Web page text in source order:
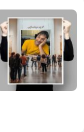
آرايش کلاسيک Classic makeup
آرايش اروپايي يا لايت European makeup
آرايش شرقي Oriental makeup
آرايش عربي Arabic makeup
آرايش خليجي Gulf makeup
آرايش هندي Indian makeup
#yummy #delicious
#makeupartist #beauty